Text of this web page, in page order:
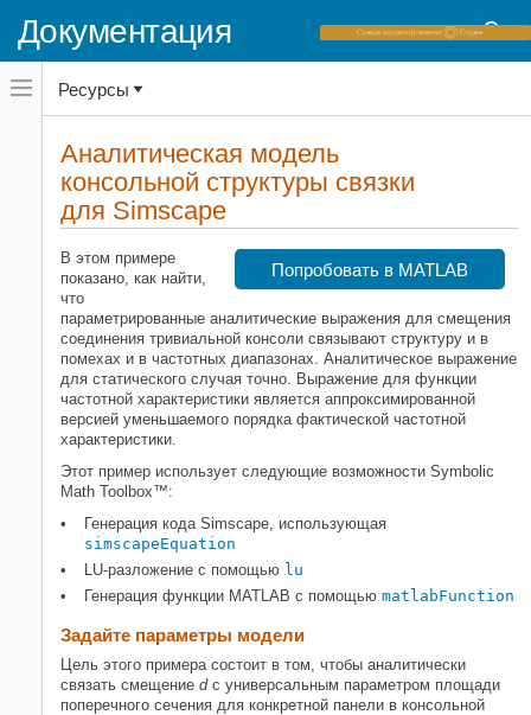
Документация
Переключатель
навигационного
меню
переключатель
навигационного
Symbolic Math Toolbox
Символьные расчеты в MATLAB
Symbolic Math Toolbox
Генерация кода
Аналитическая модель консольной
структуры связки для Simscape
НА ЭТОЙ СТРАНИЦЕ
Задайте параметры модели
Соберите панели в символьные
глобальные матрицы
Создайте уравнения Simscape из
точного символьного решения для
Сравните числовые и символьные
статические решения
Аппроксимируйте параметрическое
символьное решение для частотной
Сравните чисто Числовые и
символически выведенные
частотные характеристики
Ресурсы
Аналитическая модель
консольной структуры связки
для Simscape
Попробовать в MATLAB
В этом примере
показано, как найти,
что
параметрированные аналитические выражения для смещения
соединения тривиальной консоли связывают структуру и в
помехах и в частотных диапазонах. Аналитическое выражение
для статического случая точно. Выражение для функции
частотной характеристики является аппроксимированной
версией уменьшаемого порядка фактической частотной
характеристики.
Этот пример использует следующие возможности Symbolic
Math Toolbox™:
Генерация кода Simscape, использующая
simscapeEquation
LU-разложение с помощью lu
Генерация функции MATLAB с помощью matlabFunction
Задайте параметры модели
Цель этого примера состоит в том, чтобы аналитически
связать смещение dс универсальным параметром площади
поперечного сечения для конкретной панели в консольной